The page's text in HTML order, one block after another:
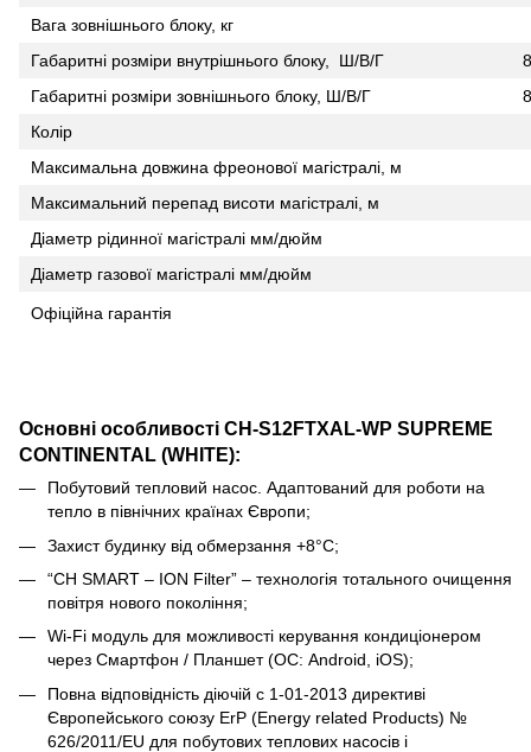
Вага зовнішнього блоку, кг
Габаритні розміри внутрішнього блоку, Ш/В/Г
Габаритні розміри зовнішнього блоку, Ш/В/Г
Колір
Максимальна довжина фреонової магістралі, м
Максимальний перепад висоти магістралі, м
Діаметр рідинної магістралі мм/дюйм
Діаметр газової магістралі мм/дюйм
Офіційна гарантія
Основні особливості CH-S12FTXAL-WP SUPREME
CONTINENTAL (WHITE):
Побутовий тепловий насос. Адаптований для роботи на
тепло в північних країнах Європи;
Захист будинку від обмерзання +8°C;
“CH SMART – ION Filter” – технологія тотального очищення
повітря нового покоління;
Wi-Fi модуль для можливості керування кондиціонером
через Смартфон / Планшет (ОС: Android, iOS);
Повна відповідність діючій c 1-01-2013 директиві
Європейського союзу ErP (Energy related Products) №
626/2011/EU для побутових теплових насосів і